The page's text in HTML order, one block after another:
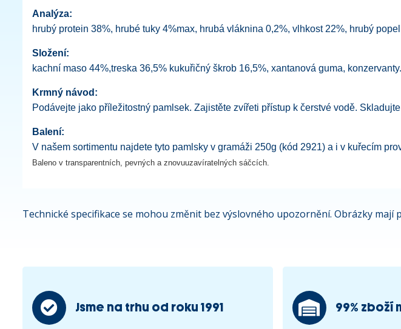
Analýza:
hrubý protein 38%, hrubé tuky 4%max, hrubá vláknina 0,2%, vlhkost 22%, hrubý
Složení:
kachní maso 44%,treska 36,5% kukuřičný škrob 16,5%, xantanová guma, konzervanty.
Krmný návod:
Podávejte jako příležitostný pamlsek. Zajistěte zvířeti přístup k čerstvé vodě.
Balení:
V našem sortimentu najdete tyto pamlsky v gramáži 250g (kód 2921) a i v kuřecím
Baleno v transparentních, pevných a znovuuzavíratelných sáčcích.
Technické specifikace se mohou změnit bez výslovného upozornění. Obrázky
Jsme na trhu od roku 1991 99% zboží